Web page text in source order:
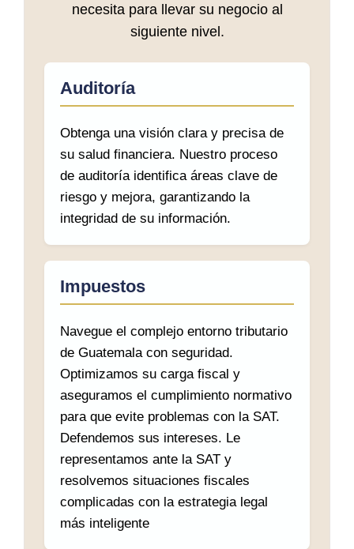
necesita para llevar su negocio al
siguiente nivel.
Auditoría
Obtenga una visión clara y precisa de
su salud financiera. Nuestro proceso
de auditoría identifica áreas clave de
riesgo y mejora, garantizando la
integridad de su información.
Impuestos
Navegue el complejo entorno tributario
de Guatemala con seguridad.
Optimizamos su carga fiscal y
aseguramos el cumplimiento normativo
para que evite problemas con la SAT.
Defendemos sus intereses. Le
representamos ante la SAT y
resolvemos situaciones fiscales
complicadas con la estrategia legal
más inteligente